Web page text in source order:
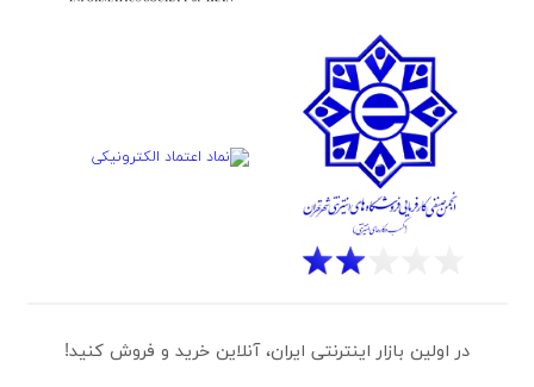
در اولین بازار اینترنتی ایران، آنلاین خرید و فروش کنید!